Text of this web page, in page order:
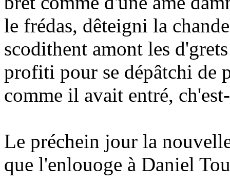
le frédas, dêteigni la
scodithent amont les
profiti pour se dépâtchi de
comme il avait entré,
Le préchein jour la
que l'enlouoge à Daniel